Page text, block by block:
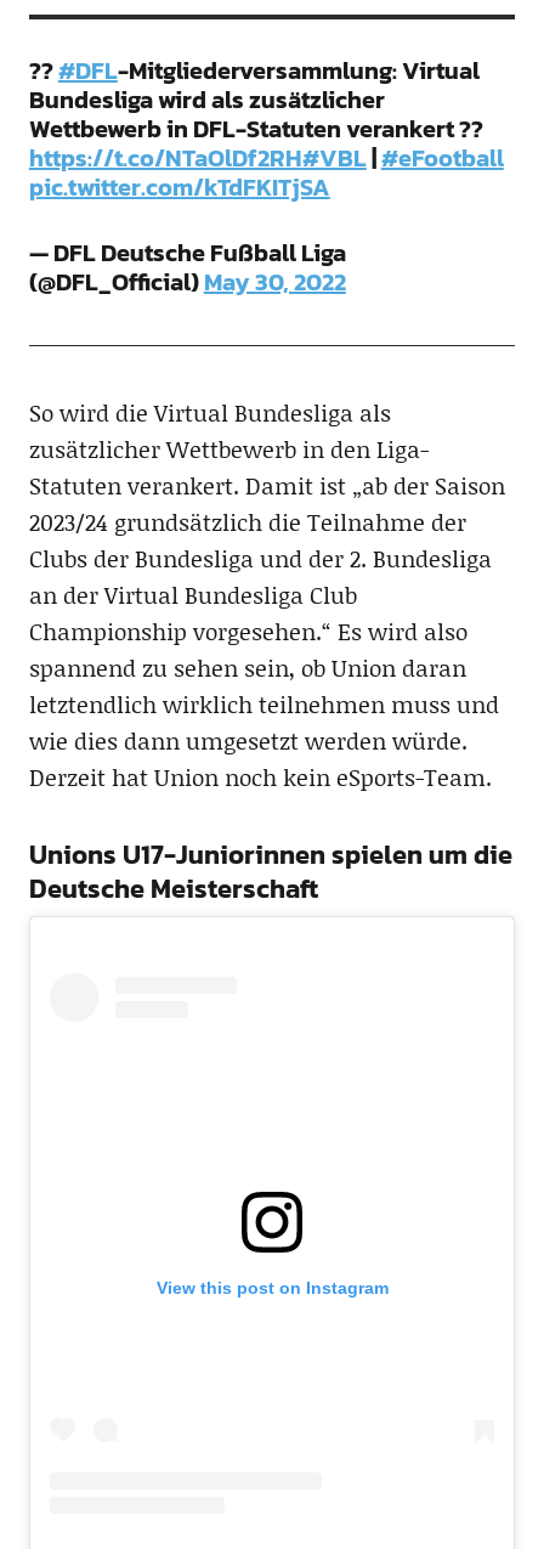
??#DFL-Mitgliederversammlung: Virtual
Bundesliga wird als zusätzlicher
Wettbewerb in DFL-Statuten verankert ??
https://t.co/NTaOlDf2RH#VBL|#eFootball
pic.twitter.com/kTdFKITjSA
— DFL Deutsche Fußball Liga
(@DFL_Official)May 30, 2022
So wird die Virtual Bundesliga als
zusätzlicher Wettbewerb in den Liga-
Statuten verankert. Damit ist „ab der Saison
2023/24 grundsätzlich die Teilnahme der
Clubs der Bundesliga und der 2. Bundesliga
an der Virtual Bundesliga Club
Championship vorgesehen.“ Es wird also
spannend zu sehen sein, ob Union daran
letztendlich wirklich teilnehmen muss und
wie dies dann umgesetzt werden würde.
Derzeit hat Union noch kein eSports-Team.
Unions U17-Juniorinnen spielen um die
Deutsche Meisterschaft
View this post on Instagram